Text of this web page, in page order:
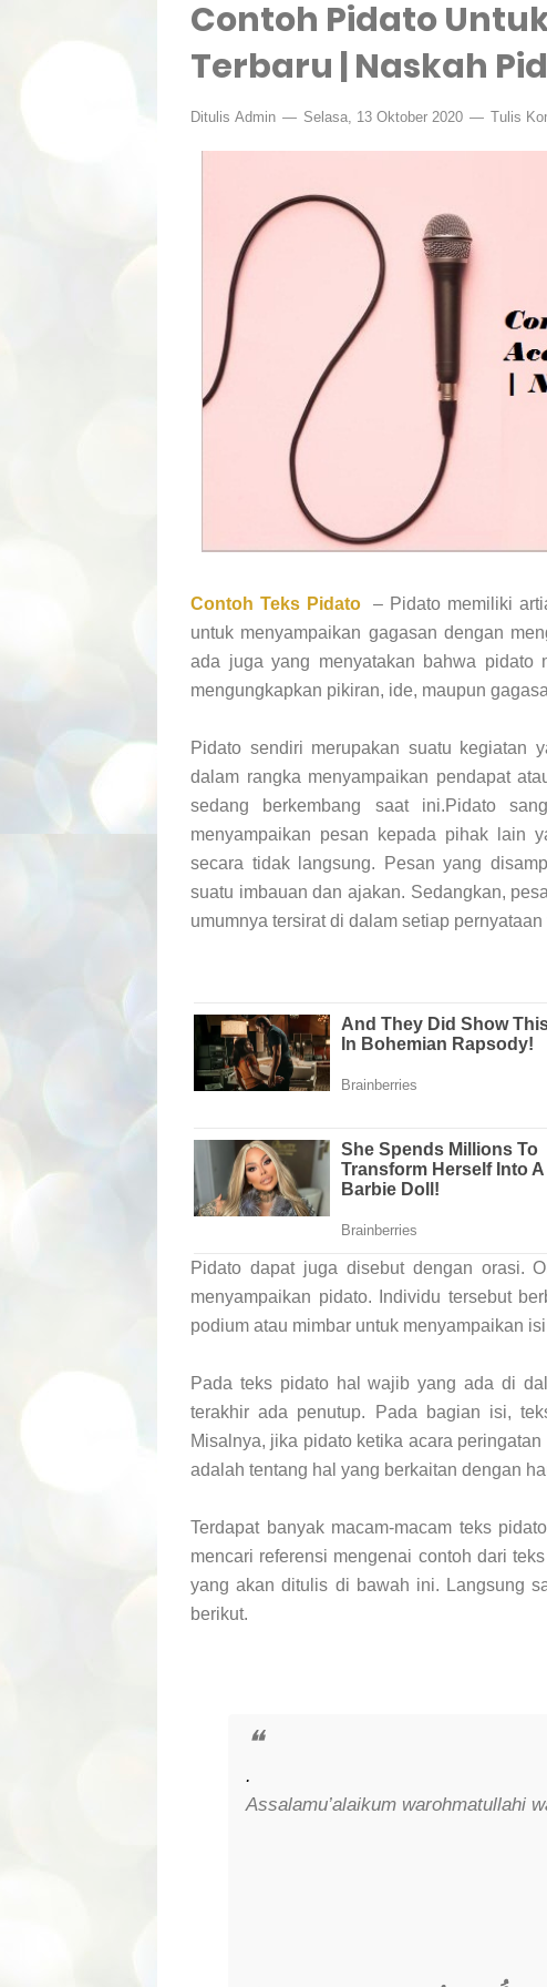
Contoh Pidato
Terbaru | Naskah
Ditulis Admin Selasa, 13 Oktober 2020 Tulis
Contoh Teks Pidato
– Pidato memiliki
untuk menyampaikan gagasan dengan
ada juga yang menyatakan bahwa pidato
mengungkapkan pikiran, ide, maupun
Pidato sendiri merupakan suatu kegiatan
dalam rangka menyampaikan pendapat
sedang berkembang saat ini.Pidato
menyampaikan pesan kepada pihak lain
secara tidak langsung. Pesan yang
suatu imbauan dan ajakan. Sedangkan,
umumnya tersirat di dalam setiap
Pidato dapat juga disebut dengan orasi.
menyampaikan pidato. Individu tersebut
podium atau mimbar untuk menyampaikan
Pada teks pidato hal wajib yang ada di
terakhir ada penutup. Pada bagian isi,
Misalnya, jika pidato ketika acara
adalah tentang hal yang berkaitan dengan
Terdapat banyak macam-macam teks
mencari referensi mengenai contoh dari
yang akan ditulis di bawah ini. Langsung
berikut.
.
Assalamu’alaikum warohmatullahi